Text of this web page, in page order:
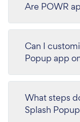
Are POWR
Can I
Popup app
What steps
Splash